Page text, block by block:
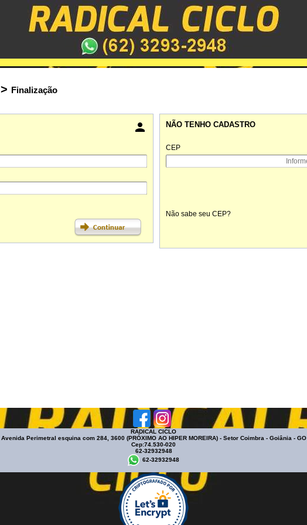
> Finalização
 NÃO TENHO CADASTRO
CEP
Não sabe seu CEP?
RADICAL CICLO
Avenida Perimetral esquina com 284, 3600 (PRÓXIMO AO HIPER MOREIRA) - Setor Coimbra - Goiânia - GO
Cep:74.530-020
62-32932948
62-32932948